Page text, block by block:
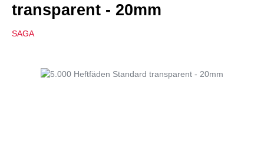
transparent - 20mm
SAGA